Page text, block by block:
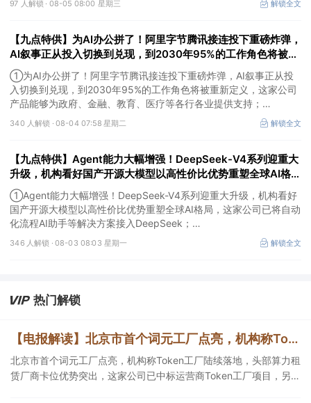
正在进入应用验证和商业化加速阶段，这家公司研发的智能体开发平
③Palantir涨超29%，公司二季度业绩全面超越市场预期，同时上调
全年业绩指引，推动股价创近年来最大单日涨幅之一。
97 人解锁 · 08-05 08:00 星期三 解锁全文
【九点特供】为AI办公拼了！阿里字节腾讯接连投下重磅炸弹，
AI叙事正从投入切换到兑现，到2030年95%的工作角色将被重
新定义；中国内地量子领域规格最高会议在深举办
①为AI办公拼了！阿里字节腾讯接连投下重磅炸弹，AI叙事正从投
入切换到兑现，到2030年95%的工作角色将被重新定义，这家公司
产品能够为政府、金融、教育、医疗等各行各业提供支持；
②中国内地量子领域规格最高会议在深举办，机构称当前量子科技
正处于从科研突破向产业化探索过渡的关键阶段，这家公司投资安徽
③亚马逊涨4.58%，市值首次突破3万亿美元，成为全球第五家达此
里程碑的上市公司。
340 人解锁 ·08-04 07:58 星期二 解锁全文
【九点特供】Agent能力大幅增强！DeepSeek-V4系列迎重大
升级，机构看好国产开源大模型以高性价比优势重塑全球AI格
局；我国新核准8台核电机组，项目总投资超1700亿元
①Agent能力大幅增强！DeepSeek-V4系列迎重大升级，机构看好
国产开源大模型以高性价比优势重塑全球AI格局，这家公司已将自动
化流程AI助手等解决方案接入DeepSeek；
②项目总投资超1700亿元！我国新核准8台核电机组，标志着核电
审批节奏延续高位，对产业链形成明确的订单催化，这家公司产品应
动”，第二季度业绩超预期并上调全年利润指引。
346 人解锁 ·08-03 08:03 星期一 解锁全文
热门解锁
【电报解读】北京市首个词元工厂点亮，机构称Token工厂陆续落地，头部算力租赁厂商卡位优势突出，这家公司已中标运营商Token工厂项目
北京市首个词元工厂点亮，机构称Token工厂陆续落地，头部算力租
赁厂商卡位优势突出，这家公司已中标运营商Token工厂项目，另一